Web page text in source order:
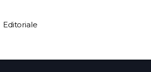
Editoriale